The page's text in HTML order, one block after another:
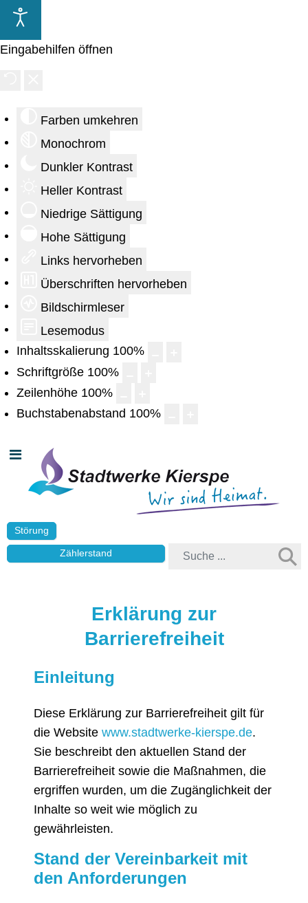
Eingabehilfen öffnen
Farben umkehren
Monochrom
Dunkler Kontrast
Heller Kontrast
Niedrige Sättigung
Hohe Sättigung
Links hervorheben
Überschriften hervorheben
Bildschirmleser
Lesemodus
Inhaltsskalierung 100%
Schriftgröße 100%
Zeilenhöhe 100%
Buchstabenabstand 100%
Störung
Zählerstand
Erklärung zur
Barrierefreiheit
Einleitung
Diese Erklärung zur Barrierefreiheit gilt für
die Website www.stadtwerke-kierspe.de.
Sie beschreibt den aktuellen Stand der
Barrierefreiheit sowie die Maßnahmen, die
ergriffen wurden, um die Zugänglichkeit der
Inhalte so weit wie möglich zu
gewährleisten.
Stand der Vereinbarkeit mit
den Anforderungen